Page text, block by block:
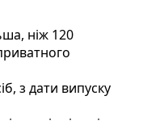
ніж 120
з дати випуску